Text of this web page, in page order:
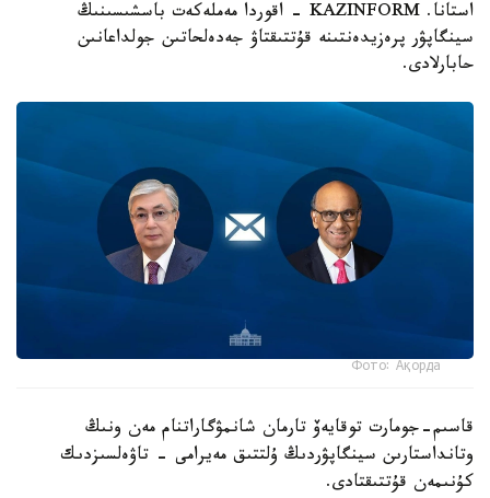
استانا. KAZINFORM - اقوردا مەملەكەت باسشىسىنىڭ
سينگاپۋر پرەزيدەنتىنە قۇتتىقتاۋ جەدەلحاتىن جولداعانىن
حابارلادى.
Фото: Ақорда
قاسىم-جومارت توقايەۆ تارمان شانمۋگاراتنام مەن ونىڭ
وتانداستارىن سينگاپۋردىڭ ۇلتتىق مەيرامى - تاۋەلسىزدىك
كۇنىمەن قۇتتىقتادى.